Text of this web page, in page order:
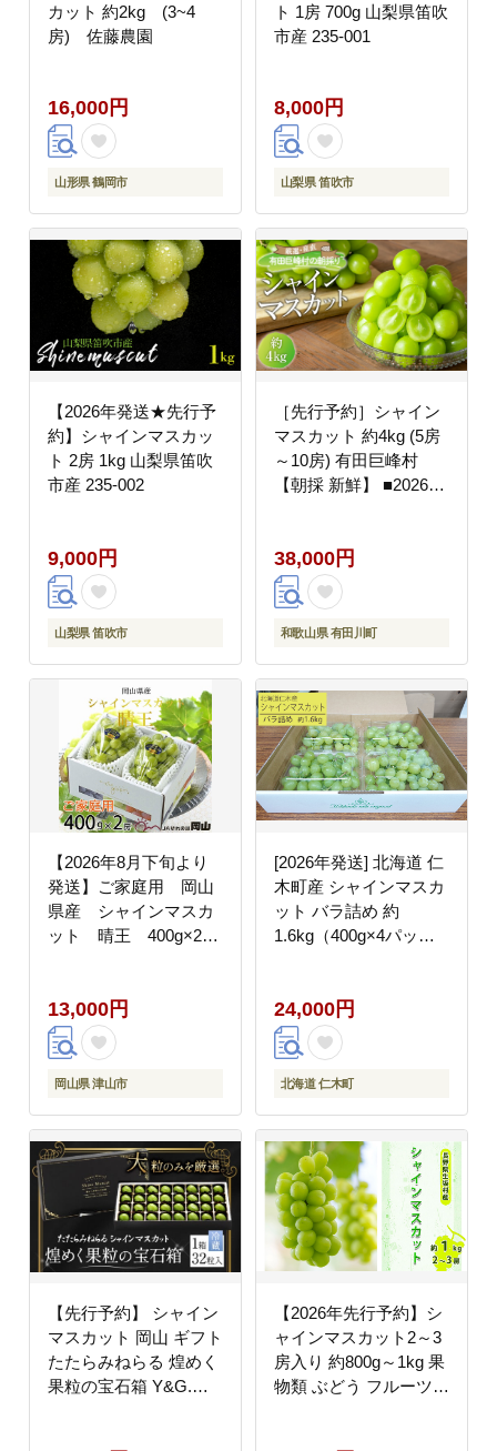
カット 約2kg (3~4
房) 佐藤農園
16,000円
山形県 鶴岡市
ト 1房 700g 山梨県笛吹
市産 235-001
8,000円
山梨県 笛吹市
【2026年発送★先行予
約】シャインマスカッ
ト 2房 1kg 山梨県笛吹
市産 235-002
9,000円
山梨県 笛吹市
［先行予約］シャイン
マスカット 約4kg (5房
～10房) 有田巨峰村
【朝採 新鮮】 ■2026年
予定
38,000円
和歌山県 有田川町
【2026年8月下旬より
発送】ご家庭用 岡山
県産 シャインマスカ
ット 晴王 400g×2房
13,000円
岡山県 津山市
[2026年発送] 北海道 仁
木町産 シャインマスカ
ット バラ詰め 約
1.6kg（400g×4パッ
カット [松山商店]
24,000円
北海道 仁木町
【先行予約】 シャイン
マスカット 岡山 ギフト
たたらみねらる 煌めく
果粒の宝石箱 Y&G.デ
【2026年先行予約】シ
ャインマスカット2～3
房入り 約800g～1kg 果
物類 ぶどう フルーツ